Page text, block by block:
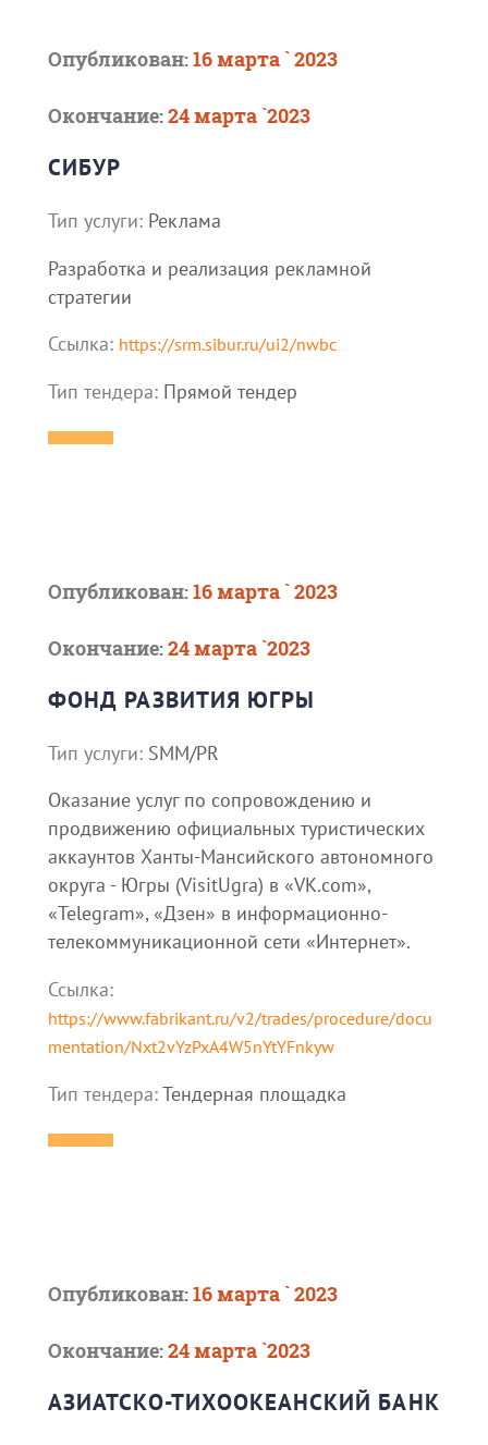
Опубликован:16 марта ` 2023
Окончание:24 марта `2023
СИБУР
Тип услуги: Реклама
Paзpaбoткa и peaлизaция peклaмнoй
cтpaтeгии
Ссылка: https://srm.sibur.ru/ui2/nwbc
Тип тендера: Прямой тендер
Опубликован:16 марта ` 2023
Окончание:24 марта `2023
ФОНД РАЗВИТИЯ ЮГРЫ
Тип услуги: SMM/PR
Оказание услуг по сопровождению и
продвижению официальных туристических
аккаунтов Ханты-Мансийского автономного
округа - Югры (VisitUgra) в «VK.com»,
«Telegram», «Дзен» в информационно-
телекоммуникационной сети «Интернет».
Ссылка:
https://www.fabrikant.ru/v2/trades/procedure/docu
mentation/Nxt2vYzPxA4W5nYtYFnkyw
Тип тендера:Тендерная площадка
Опубликован:16 марта ` 2023
Окончание:24 марта `2023
АЗИАТСКО-ТИХООКЕАНСКИЙ БАНК